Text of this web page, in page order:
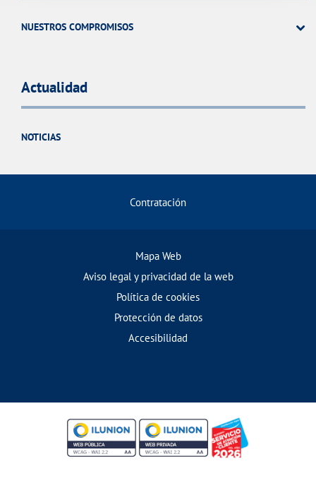
NUESTROS COMPROMISOS
Actualidad
NOTICIAS
Contratación
Mapa Web
Aviso legal y privacidad de la web
Política de cookies
Protección de datos
Accesibilidad